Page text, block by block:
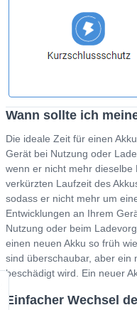
Wann sollte ich
Die ideale Zeit für einen
Gerät bei Nutzung oder
wenn er nicht mehr
verkürzten Laufzeit des
sodass er nicht mehr um
Entwicklungen an Ihrem
Nutzung oder beim
einen neuen Akku so früh
sind überschaubar, aber ein
beschädigt wird. Ein neuer
Einfacher Wechsel